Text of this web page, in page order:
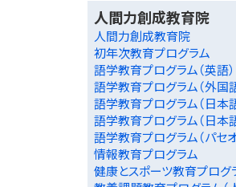
人間力創成教育院
人間力創成教育院
初年次教育プログラム
語学教育プログラム（英語）
語学教育プログラム（外国
語学教育プログラム（日本
語学教育プログラム（日本
語学教育プログラム（パセオ
情報教育プログラム
健康とスポーツ教育プログ